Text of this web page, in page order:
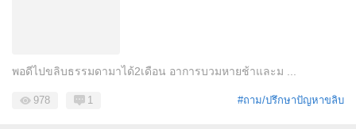
พอดีไปขลิบธรรมดามาได้2เดือน อาการบวมหายช้าและม ...
#ถาม/ปรึกษาปัญหาขลิบ
978 1